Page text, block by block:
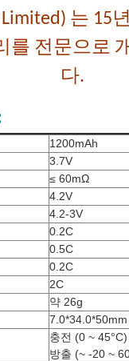
는 15
를 전문으로
다.
1200mAh
3.7V
≤ 60mΩ
4.2V
4.2-3V
0.2C
0.5C
0.2C
2C
약 26g
7.0*34.0*50mm
충전 (0 ~ 45°C)
방출 (~ -20 ~